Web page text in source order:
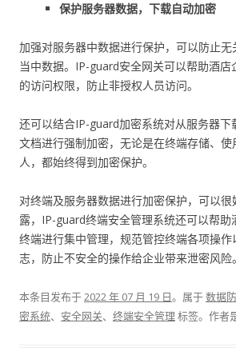
保护服务器数据，下载自动加密
加强对服务器中数据进行保护，可以防止
当中数据。IP-guard安全网关可以帮助酒
的访问权限，防止非授权人员访问。
还可以结合IP-guard加密系统对从服务器下
文档进行强制加密，无论是在终端存储、
人，都始终得到加密保护。
对终端及服务器数据进行加密保护，可以
露，IP-guard终端安全管理系统还可以帮助
终端进行集中管理，规范管控终端各项操作
志，防止不安全的操作给企业带来泄密风险。
本条目发布于2022 年 07 月 19 日。属于数据
密系统、 安全网关、 终端安全管理 标签。 作者